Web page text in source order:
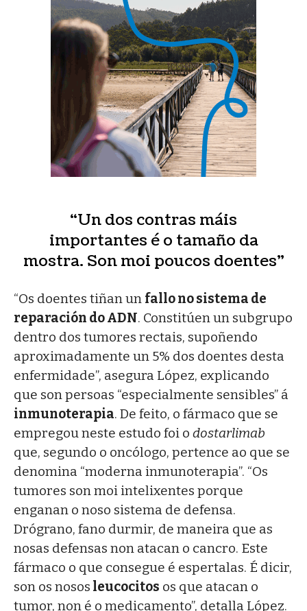
“Un dos contras máis
importantes é o tamaño da
mostra. Son moi poucos doentes”
“Os doentes tiñan un fallo no sistema de
reparación do ADN. Constitúen un subgrupo
dentro dos tumores rectais, supoñendo
aproximadamente un 5% dos doentes desta
enfermidade”, asegura López, explicando
que son persoas “especialmente sensibles” á
inmunoterapia. De feito, o fármaco que se
empregou neste estudo foi o dostarlimab
que, segundo o oncólogo, pertence ao que se
denomina “moderna inmunoterapia”. “Os
tumores son moi intelixentes porque
enganan o noso sistema de defensa.
Drógrano, fano durmir, de maneira que as
nosas defensas non atacan o cancro. Este
fármaco o que consegue é espertalas. É dicir,
son os nosos leucocitos os que atacan o
tumor, non é o medicamento”, detalla López.